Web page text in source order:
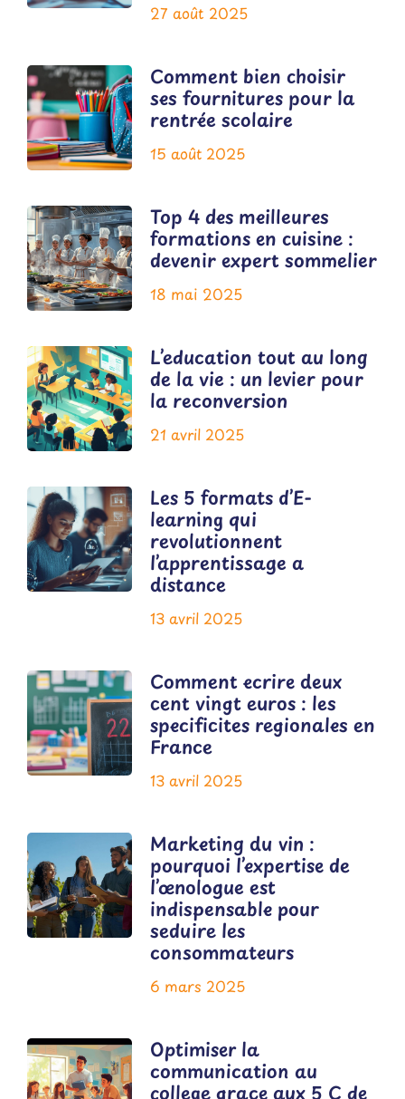
27 août 2025
Comment bien choisir
ses fournitures pour la
rentrée scolaire
15 août 2025
Top 4 des meilleures
formations en cuisine :
devenir expert sommelier
18 mai 2025
L’education tout au long
de la vie : un levier pour
la reconversion
21 avril 2025
Les 5 formats d’E-
learning qui
revolutionnent
l’apprentissage a
distance
13 avril 2025
Comment ecrire deux
cent vingt euros : les
specificites regionales en
France
13 avril 2025
Marketing du vin :
pourquoi l’expertise de
l’œnologue est
indispensable pour
seduire les
consommateurs
6 mars 2025
Optimiser la
communication au
college grace aux 5 C de